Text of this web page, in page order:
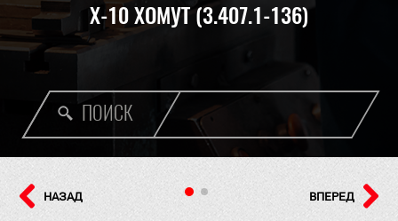
ПОИСК
Х-10 ХОМУТ (3.407.1-136)
НАЗАД ВПЕРЕД